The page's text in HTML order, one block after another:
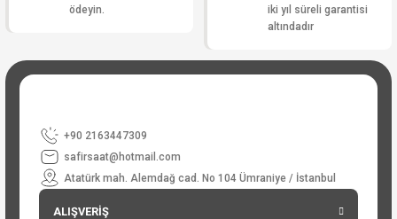
ödeyin.
iki yıl süreli garantisi
altındadır
+90 2163447309
safirsaat@hotmail.com
Atatürk mah. Alemdağ cad. No 104 Ümraniye / İstanbul
ALIŞVERİŞ